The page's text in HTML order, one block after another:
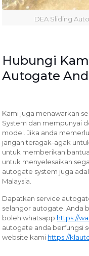
DEA Sliding
Hubungi
Autogate
Kami juga menawarkan
System dan mempunyai
model. Jika anda
jangan teragak-agak
untuk memberikan
untuk menyelesaikan
autogate system juga
Malaysia.
Dapatkan service
selangor autogate. Anda
boleh whatsapp https://
autogate anda berfungsi
website kami https://